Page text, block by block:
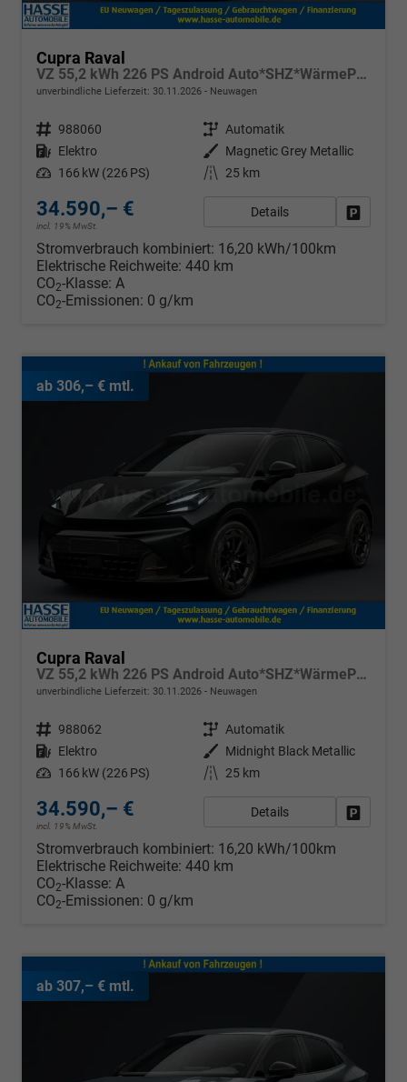
Cupra Raval
VZ 55,2 kWh 226 PS Android Auto*SHZ*WärmePumpe*ACC*Kamera*Keyless*2Z Klimaauto*
unverbindliche Lieferzeit: 30.11.2026 Neuwagen
Fahrzeugnr. 988060 Getriebe Automatik
Kraftstoff Elektro Außenfarbe
Magnetic Grey Metallic
Leistung 166 kW (226 PS) Kilometerstand 25 km
34.590,– €
incl. 19% MwSt.
Details
Stromverbrauch kombiniert: 16,20 kWh/100km
Elektrische Reichweite: 440 km
CO2-Klasse: A
CO2-Emissionen: 0 g/km
ab 306,– € mtl.
Cupra Raval
VZ 55,2 kWh 226 PS Android Auto*SHZ*WärmePumpe*ACC*Kamera*Keyless*2Z Klimaauto*
unverbindliche Lieferzeit: 30.11.2026 Neuwagen
Fahrzeugnr. 988062 Getriebe Automatik
Kraftstoff Elektro Außenfarbe
Midnight Black Metallic
Leistung 166 kW (226 PS) Kilometerstand 25 km
34.590,– €
incl. 19% MwSt.
Details
Stromverbrauch kombiniert: 16,20 kWh/100km
Elektrische Reichweite: 440 km
CO2-Klasse: A
CO2-Emissionen: 0 g/km
ab 307,– € mtl.